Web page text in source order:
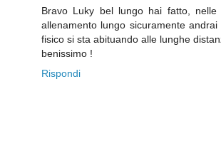
Bravo Luky bel lungo hai fatto, nelle
allenamento lungo sicuramente
fisico si sta abituando alle lunghe
benissimo !
Rispondi